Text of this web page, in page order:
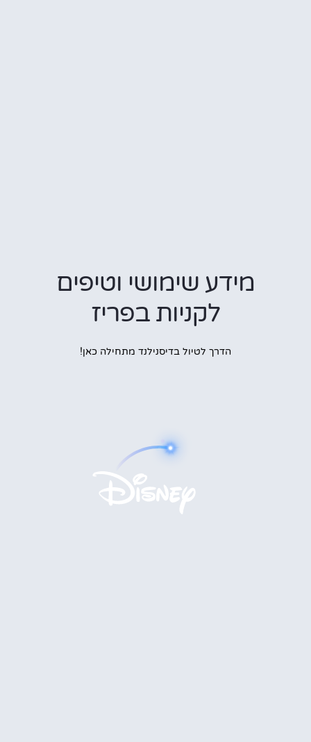
מידע שימושי וטיפים
לקניות בפריז
הדרך לטיול בדיסנילנד מתחילה כאן!